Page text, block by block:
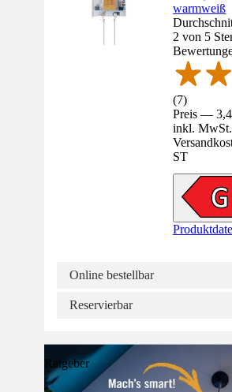
warmweiß
2 von 5
(7)
Preis —
inkl.
ST
Online bestellbar
Reservierbar
Ratgeber